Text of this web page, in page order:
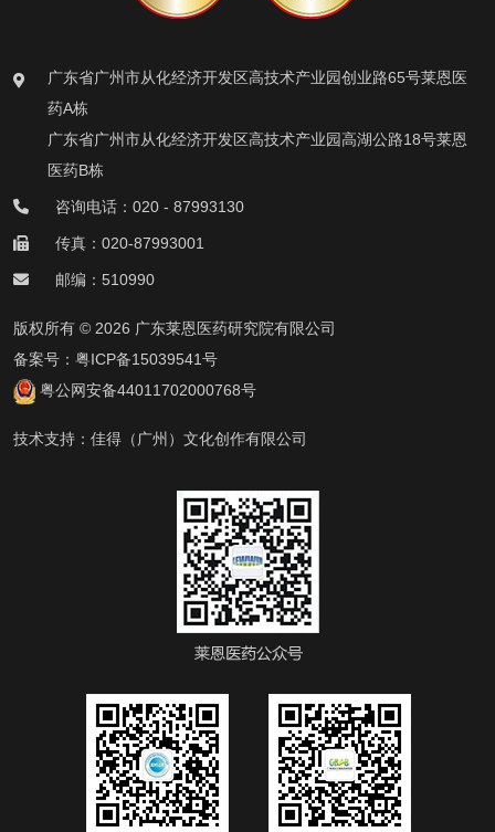
广东省广州市从化经济开发区高技术产业园创业路65号莱恩医
药A栋
广东省广州市从化经济开发区高技术产业园高湖公路18号莱恩
医药B栋
咨询电话：020 - 87993130
传真：020-87993001
邮编：510990
版权所有 © 2026 广东莱恩医药研究院有限公司
备案号： 粤ICP备15039541号
粤公网安备44011702000768号
技术支持： 佳得（广州）文化创作有限公司